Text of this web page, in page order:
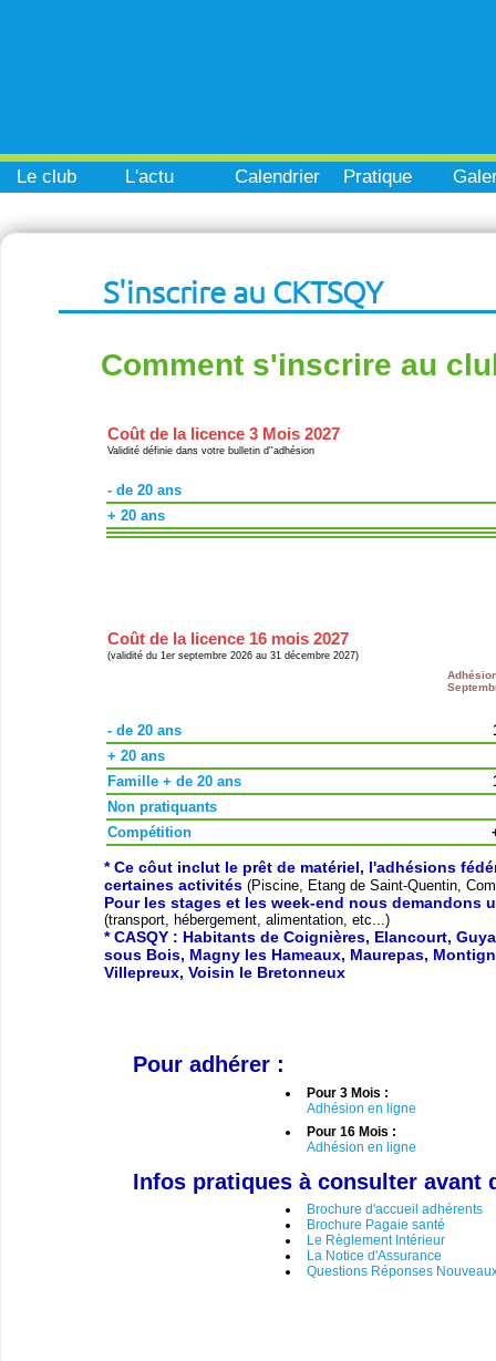
Le club L'actu Calendrier Pratique
S'inscrire au CKTSQY
Comment s'inscrire au
Coût de la licence 3 Mois 2027
Validité définie dans votre bulletin d''adhésion
- de 20 ans
+ 20 ans
Coût de la licence 16 mois 2027
(validité du 1er septembre 2026 au 31 décembre 2027)
- de 20 ans
+ 20 ans
Famille + de 20 ans
Non pratiquants
Compétition
* Ce côut inclut le prêt de matériel, l'adhésions
certaines activités (Piscine, Etang de Saint-Quentin,
Pour les stages et les week-end nous demandons
(transport, hébergement, alimentation, etc...)
* CASQY : Habitants de Coignières, Elancourt,
sous Bois, Magny les Hameaux, Maurepas,
Villepreux, Voisin le Bretonneux
Pour adhérer :
Pour 3 Mois :
Adhésion en ligne
Pour 16 Mois :
Adhésion en ligne
Infos pratiques à consulter avant
Brochure d'accueil adhérents
Brochure Pagaie santé
Le Règlement Intérieur
La Notice d'Assurance
Questions Réponses